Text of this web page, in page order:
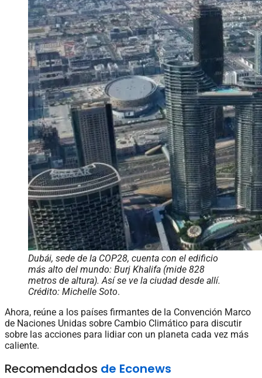
Dubái, sede de la COP28, cuenta con el edificio
más alto del mundo: Burj Khalifa (mide 828
metros de altura). Así se ve la ciudad desde allí.
Crédito: Michelle Soto.
Ahora, reúne a los países firmantes de la Convención Marco
de Naciones Unidas sobre Cambio Climático para discutir
sobre las acciones para lidiar con un planeta cada vez más
caliente.
Recomendados de Econews